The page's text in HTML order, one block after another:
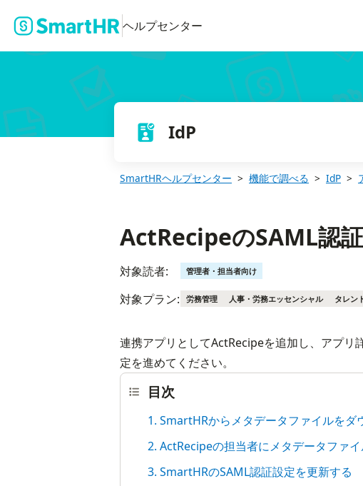
ヘルプセンター
IdP
SmartHRヘルプセンター 機能で調べる IdP
ActRecipeのSAML認
対象読者: 管理者・担当者向け
対象プラン: 労務管理 人事・労務エッセンシャル タレン
連携アプリとしてActRecipeを追加し、アプリ
定を進めてください。
目次
1. SmartHRからメタデータファイルをダ
2. ActRecipeの担当者にメタデータファ
3. SmartHRのSAML認証設定を更新する